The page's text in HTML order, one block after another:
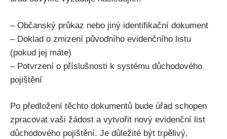
– Občanský průkaz nebo jiný identifikační dokument
– Doklad o zmizení původního evidenčního listu
(pokud jej máte)
– Potvrzení o příslušnosti k systému důchodového
pojištění
Po předložení těchto dokumentů bude úřad schopen
zpracovat vaši žádost a vytvořit nový evidenční list
důchodového pojištění. Je důležité být trpělivý,